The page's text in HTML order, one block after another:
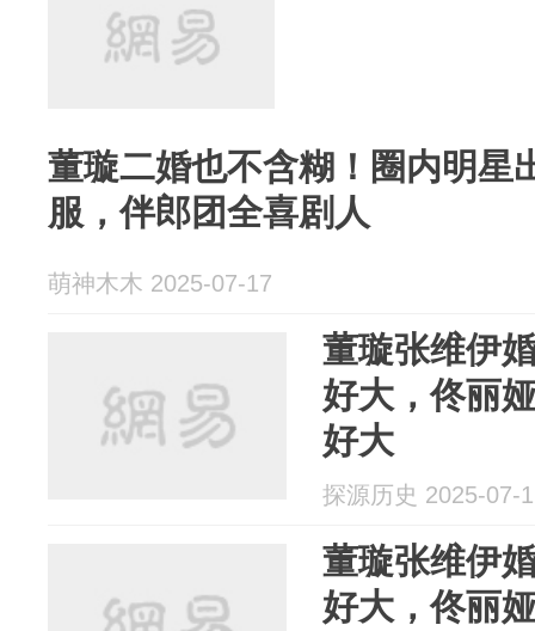
董璇二婚也不含糊！圈内明星
服，伴郎团全喜剧人
萌神木木 2025-07-17
董璇张维伊
好大，佟丽
好大
探源历史 2025-07-
董璇张维伊
好大，佟丽